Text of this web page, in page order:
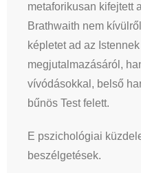
metaforikusan kifejtett
Brathwaith nem
képletet ad az
megjutalmazásáról,
vívódásokkal, belső
bűnös Test felett.
E pszichológiai
beszélgetések.